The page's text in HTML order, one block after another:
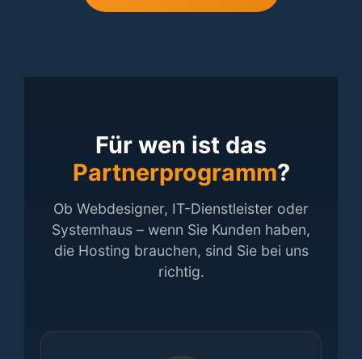
Für wen ist das
Partnerprogramm?
Ob Webdesigner, IT-Dienstleister oder
Systemhaus – wenn Sie Kunden haben,
die Hosting brauchen, sind Sie bei uns
richtig.